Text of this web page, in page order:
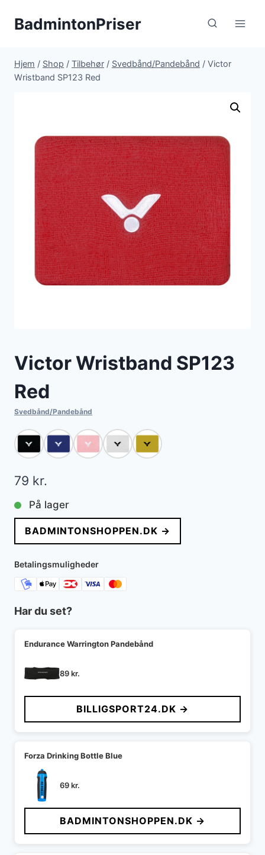
BadmintonPriser
Hjem / Shop / Tilbehør / Svedbånd/Pandebånd / Victor
Wristband SP123 Red
Victor Wristband SP123
Red
Svedbånd/Pandebånd
79 kr.
På lager
BADMINTONSHOPPEN.DK →
Betalingsmuligheder
Har du set?
Endurance Warrington Pandebånd
89kr.
BILLIGSPORT24.DK →
Forza Drinking Bottle Blue
69kr.
BADMINTONSHOPPEN.DK →